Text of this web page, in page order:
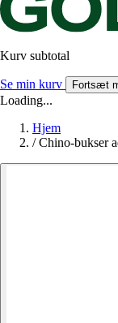
Kurv subtotal
Se min kurv Fortsæt
Loading...
Hjem
/ Chino-bukser